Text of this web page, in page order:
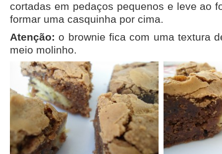
cortadas em pedaços pequenos e leve ao
formar uma casquinha por cima.
Atenção: o brownie fica com uma textura
meio molinho.